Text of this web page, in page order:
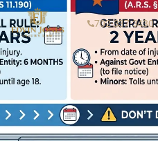
702-337-3430